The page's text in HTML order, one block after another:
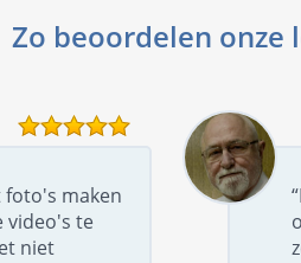
Zo beoordelen onze
foto's maken
video's te
niet